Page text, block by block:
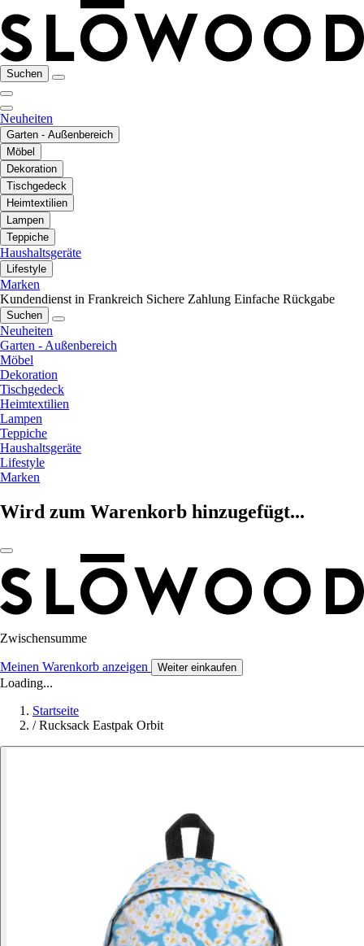
Suchen
Neuheiten
Garten - Außenbereich
Möbel
Dekoration
Tischgedeck
Heimtextilien
Lampen
Teppiche
Haushaltsgeräte
Lifestyle
Marken
Kundendienst in Frankreich Sichere Zahlung Einfache Rückgabe
Suchen
Neuheiten
Garten - Außenbereich
Möbel
Dekoration
Tischgedeck
Heimtextilien
Lampen
Teppiche
Haushaltsgeräte
Lifestyle
Marken
Wird zum Warenkorb hinzugefügt...
Zwischensumme
Meinen Warenkorb anzeigen Weiter einkaufen
Loading...
Startseite
/ Rucksack Eastpak Orbit